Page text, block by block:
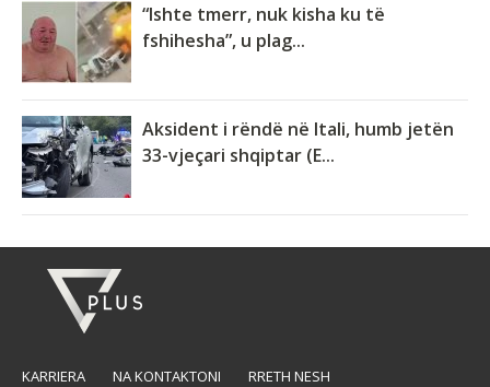
“Ishte tmerr, nuk kisha ku të
fshihesha”, u plag...
Aksident i rëndë në Itali, humb jetën
33-vjeçari shqiptar (E...
KARRIERA NA KONTAKTONI RRETH NESH